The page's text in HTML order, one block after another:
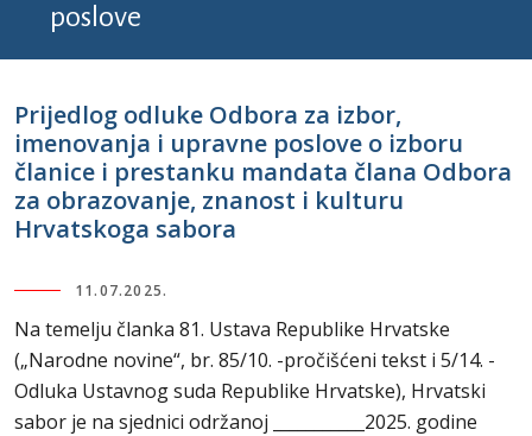
poslove
Prijedlog odluke Odbora za izbor,
imenovanja i upravne poslove o izboru
članice i prestanku mandata člana Odbora
za obrazovanje, znanost i kulturu
Hrvatskoga sabora
11.07.2025.
Na temelju članka 81. Ustava Republike Hrvatske
(„Narodne novine“, br. 85/10. -pročišćeni tekst i 5/14. -
Odluka Ustavnog suda Republike Hrvatske), Hrvatski
sabor je na sjednici održanoj ___________2025. godine